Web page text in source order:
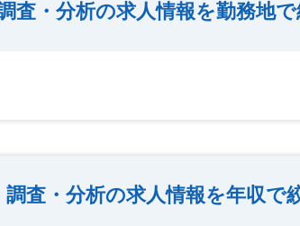
査・分析の求人情報を勤務地
査・分析の求人情報を年収で